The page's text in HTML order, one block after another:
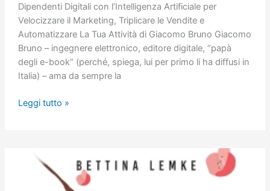
Dipendenti Digitali con l’Intelligenza Artificiale per
Velocizzare il Marketing, Triplicare le Vendite e
Automatizzare La Tua Attività di Giacomo Bruno Giacomo
Bruno – ingegnere elettronico, editore digitale, “papà
degli e-book” (perché, spiega, lui per primo li ha diffusi in
Italia) – ama da sempre la
Agenti
business
Leggi tutto »